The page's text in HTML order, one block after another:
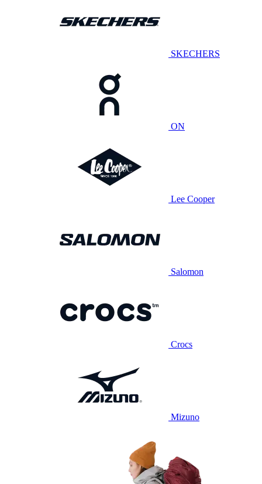
SKECHERS
ON
Lee Cooper
Salomon
Crocs
Mizuno